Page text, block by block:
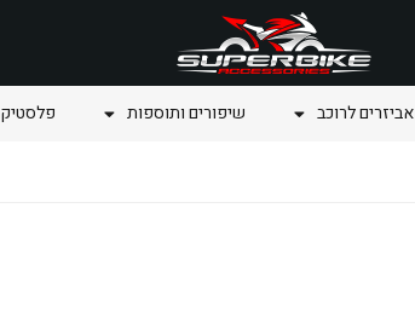
אביזרים לרוכב שיפורים ותוספות